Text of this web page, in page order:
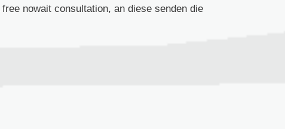
nowait consultation, an diese senden die